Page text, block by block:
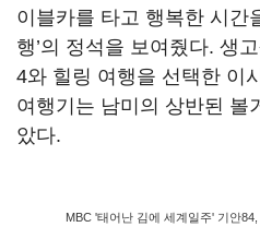
이블카를 타고 행복한 시간
행’의 정석을 보여줬다. 생
4와 힐링 여행을 선택한 이
여행기는 남미의 상반된 볼
았다.
MBC '태어난 김에 세계일주' 기안